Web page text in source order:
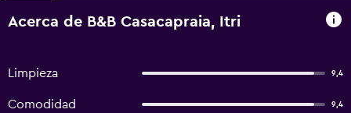
Acerca de B&B Casacapraia, Itri
Limpieza 9,4
Comodidad 9,4